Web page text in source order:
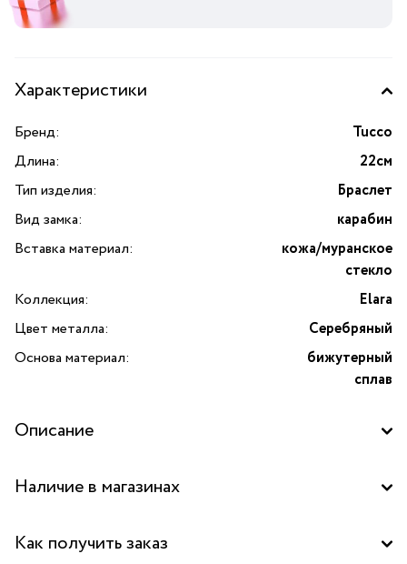
Характеристики
Бренд:
Tucco
Длина:
22см
Тип изделия:
Браслет
Вид замка:
карабин
Вставка материал:
кожа/муранское
стекло
Коллекция:
Elara
Цвет металла:
Серебряный
Основа материал:
бижутерный
сплав
Описание
украшение для ценителей изысканной бижутерии
Tucco, этот браслет гармонично сочетает в себе
Наличие в магазинах
Бутик "La Nature" в ТД "Дружба", Москва
Как получить заказ